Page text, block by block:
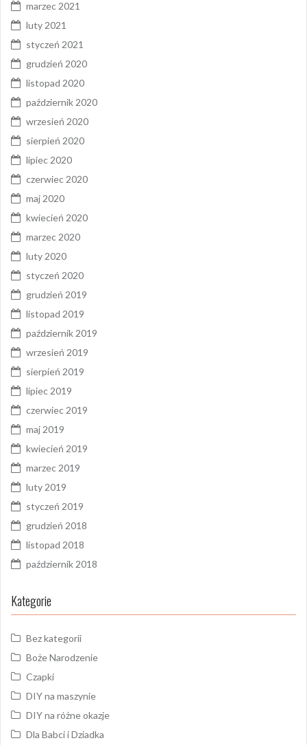
marzec 2021
luty 2021
styczeń 2021
grudzień 2020
listopad 2020
październik 2020
wrzesień 2020
sierpień 2020
lipiec 2020
czerwiec 2020
maj 2020
kwiecień 2020
marzec 2020
luty 2020
styczeń 2020
grudzień 2019
listopad 2019
październik 2019
wrzesień 2019
sierpień 2019
lipiec 2019
czerwiec 2019
maj 2019
kwiecień 2019
marzec 2019
luty 2019
styczeń 2019
grudzień 2018
listopad 2018
październik 2018
Kategorie
Bez kategorii
Boże Narodzenie
Czapki
DIY na maszynie
DIY na różne okazje
Dla Babci i Dziadka